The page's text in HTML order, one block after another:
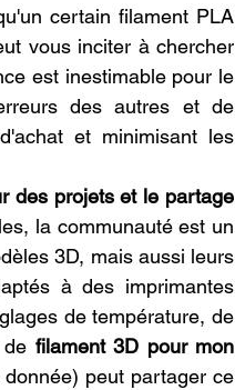
certain filament PLA
vous inciter à chercher
est inestimable pour le
des autres et de
et minimisant les
des projets et le partage
la communauté est un
3D, mais aussi leurs
à des imprimantes
de température, de
filament 3D pour mon
peut partager ce